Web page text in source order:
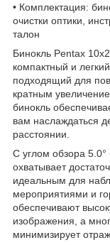
• Комплектация:
очистки оптики,
талон
Бинокль Pentax
компактный и
подходящий для
кратным
бинокль
вам наслаждаться
расстоянии.
С углом обзора
охватывает
идеальным для
мероприятиями и
обеспечивают
изображения, а
минимизирует